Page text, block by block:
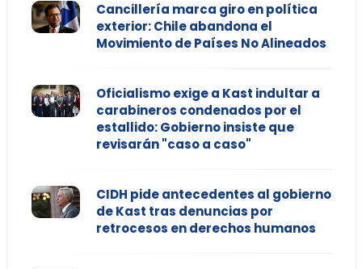
Cancillería marca giro en política
exterior: Chile abandona el
Movimiento de Países No Alineados
Oficialismo exige a Kast indultar a
carabineros condenados por el
estallido: Gobierno insiste que
revisarán "caso a caso"
CIDH pide antecedentes al gobierno
de Kast tras denuncias por
retrocesos en derechos humanos